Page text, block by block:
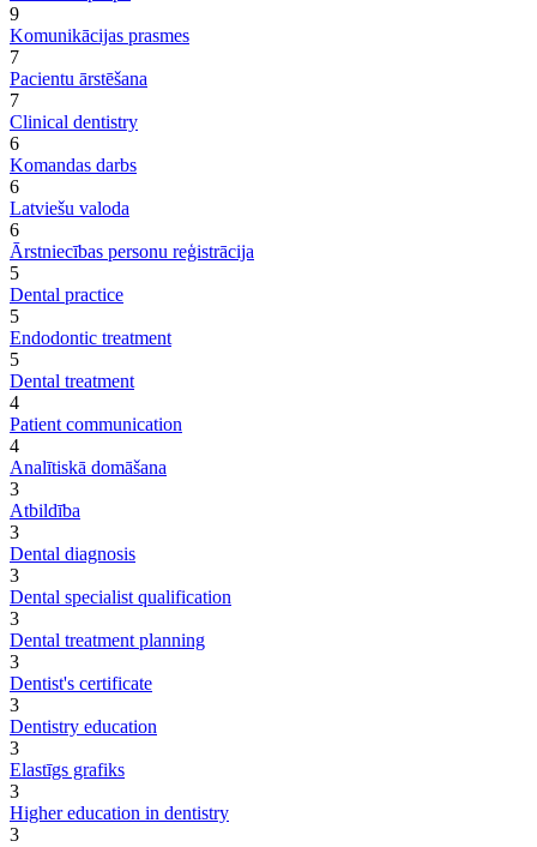
9
Komunikācijas prasmes
7
Pacientu ārstēšana
7
Clinical dentistry
6
Komandas darbs
6
Latviešu valoda
6
Ārstniecības personu reģistrācija
5
Dental practice
5
Endodontic treatment
5
Dental treatment
4
Patient communication
4
Analītiskā domāšana
3
Atbildība
3
Dental diagnosis
3
Dental specialist qualification
3
Dental treatment planning
3
Dentist's certificate
3
Dentistry education
3
Elastīgs grafiks
3
Higher education in dentistry
3